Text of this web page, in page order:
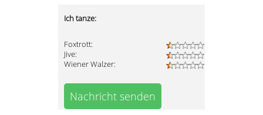
Ich tanze:
Foxtrott:
Jive:
Wiener Walzer:
Nachricht senden